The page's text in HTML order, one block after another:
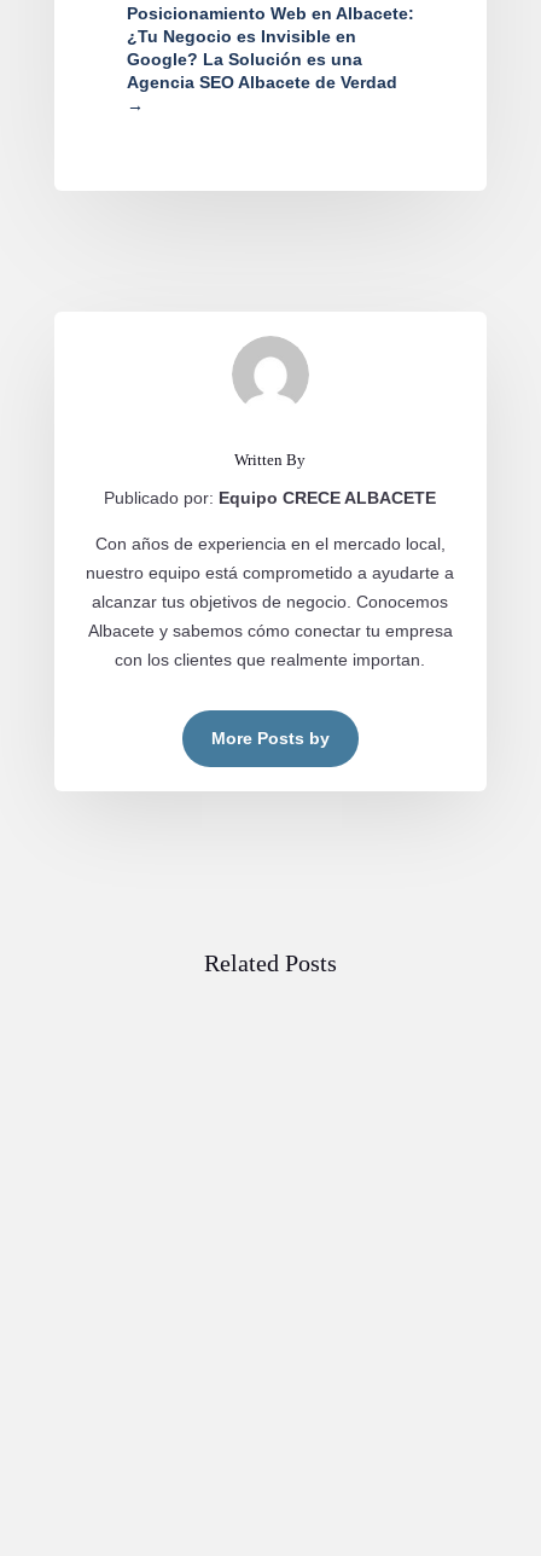
Posicionamiento Web en Albacete:
¿Tu Negocio es Invisible en
Google? La Solución es una
Agencia SEO Albacete de Verdad
→
Written By
Publicado por: Equipo CRECE ALBACETE
Con años de experiencia en el mercado local,
nuestro equipo está comprometido a ayudarte a
alcanzar tus objetivos de negocio. Conocemos
Albacete y sabemos cómo conectar tu empresa
con los clientes que realmente importan.
More Posts by
Related Posts